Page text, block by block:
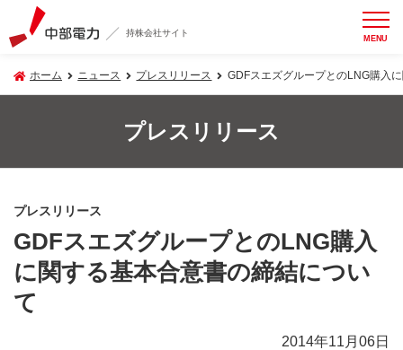
持株会社サイト MENU
ホーム ニュース プレスリリース GDFスエズグループとのLNG購入
プレスリリース
プレスリリース
GDFスエズグループとのLNG購入
に関する基本合意書の締結につい
て
2014年11月06日